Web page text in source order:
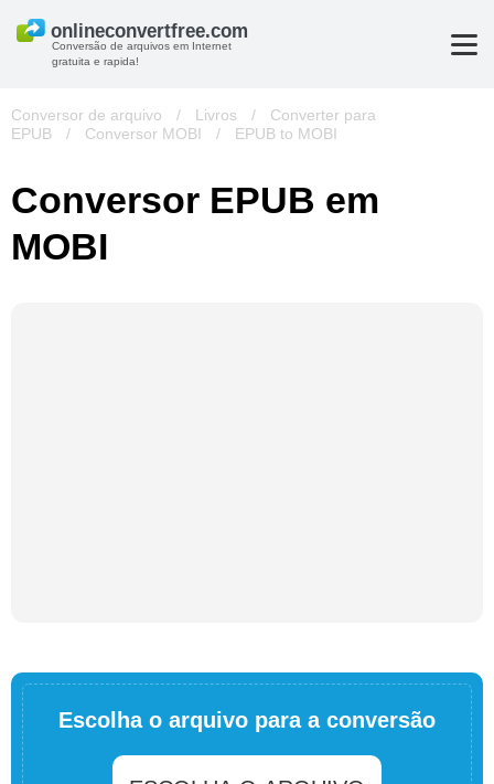
Conversão de arquivos em Internet
gratuita e rapida!
Conversor de arquivo / Livros /
Converter para
EPUB
/ Conversor MOBI / EPUB to MOBI
Conversor EPUB em
MOBI
Escolha o arquivo para a conversão